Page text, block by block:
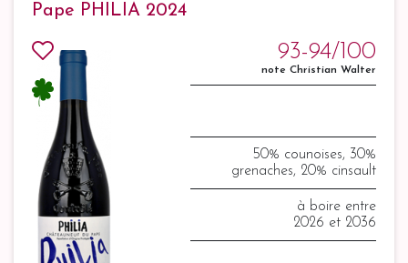
Pape PHILIA 2024
93-94/100
note Christian Walter
50% counoises, 30%
grenaches, 20% cinsault
à boire entre
2026 et 2036